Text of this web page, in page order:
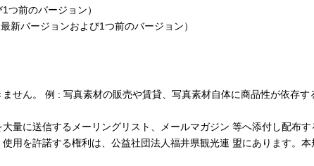
つ前のバージョン）
バージョンおよび1つ前のバージョン）
せん。 例 : 写真素材の販売や賃貸、写真素材自体に商品性が依存
量に送信するメーリングリスト、メールマガジン 等へ添付し配布す
用を許諾する権利は、公益社団法人福井県観光連 盟にあります。